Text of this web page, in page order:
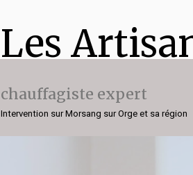
Les
chauffagiste expert
Intervention sur Morsang sur Orge et sa région